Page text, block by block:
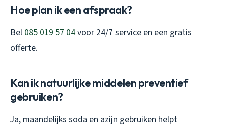
Hoe plan ik een afspraak?
Bel 085 019 57 04voor 24/7 service en een gratis
offerte.
Kan ik natuurlijke middelen preventief
gebruiken?
Ja, maandelijks soda en azijn gebruiken helpt